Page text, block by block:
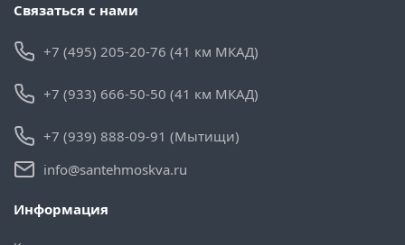
Связаться с нами
+7 (495) 205-20-76 (41 км МКАД)
+7 (933) 666-50-50 (41 км МКАД)
+7 (939) 888-09-91 (Мытищи)
info@santehmoskva.ru
Информация